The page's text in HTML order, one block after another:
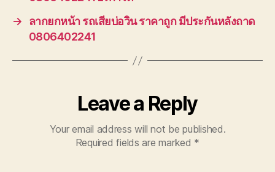
→
ลากยกหน้า รถเสียบ่อวิน ราคาถูก มีประกันหลังถาด
0806402241
Leave a Reply
Your email address will not be published.
Required fields are marked *